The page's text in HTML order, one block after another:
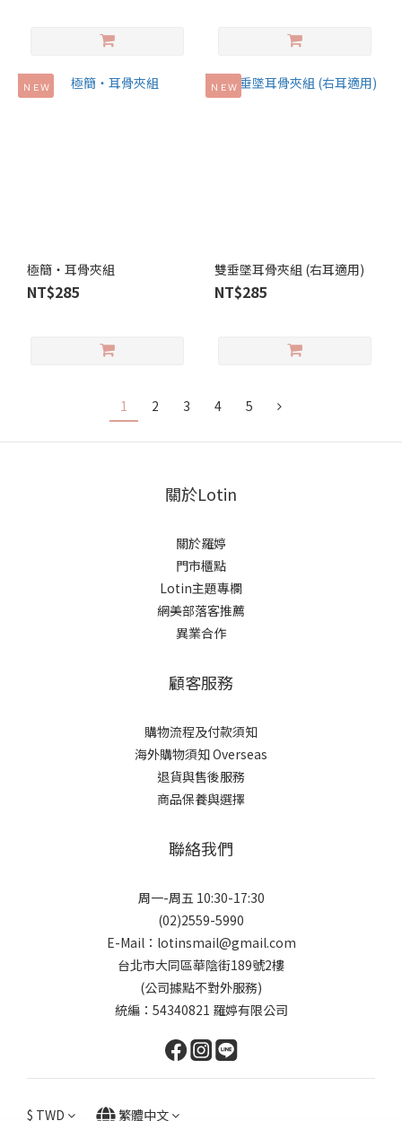
ＮＥＷ
極簡‧耳骨夾組
NT$285
ＮＥＷ
雙垂墜耳骨夾組 (右耳適用)
NT$285
1 2 3 4 5
關於Lotin
關於羅婷
門市櫃點
Lotin主題專欄
網美部落客推薦
異業合作
顧客服務
購物流程及付款須知
海外購物須知 Overseas
退貨與售後服務
商品保養與選擇
聯絡我們
周一-周五 10:30-17:30
(02)2559-5990
E-Mail：lotinsmail@gmail.com
台北市大同區華陰街189號2樓
(公司據點不對外服務)
統編：54340821 羅婷有限公司
$ TWD 繁體中文